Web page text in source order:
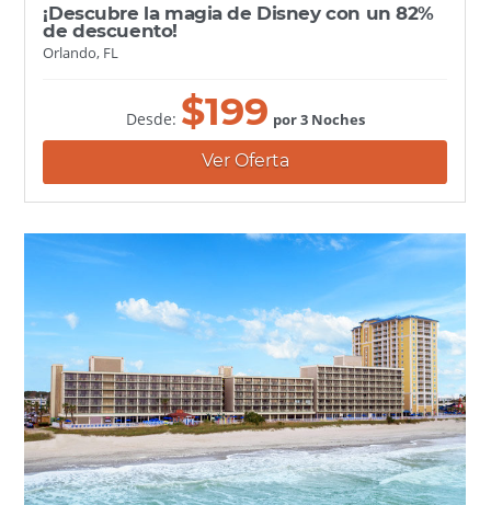
¡Descubre la magia de Disney con un 82%
de descuento!
Orlando, FL
Desde: $199 por 3 Noches
Ver Oferta